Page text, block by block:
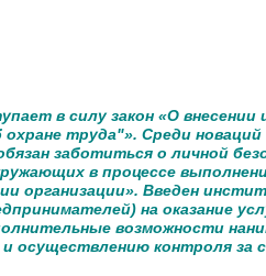
в силу закон «О
труда"». Среди новаций
заботиться о личной
в процессе
организации». Введен
на оказание
возможности
осуществлению контроля за